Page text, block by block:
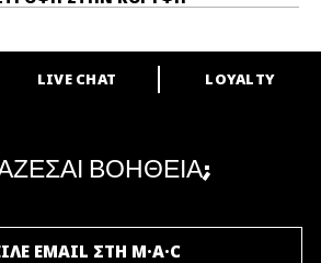
LOVER?
LIVE CHAT LOYALTY
ΒΟΗΘΕΙΑ;
EMAIL ΣΤΗ M·A·C